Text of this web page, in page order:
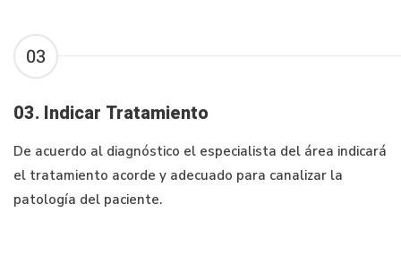
03
03. Indicar Tratamiento
De acuerdo al diagnóstico el especialista del área indicará
el tratamiento acorde y adecuado para canalizar la
patología del paciente.